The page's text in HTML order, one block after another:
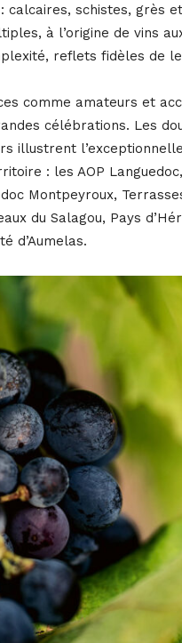
calcaires, schistes, grès
à l’origine de vins
reflets fidèles de
comme amateurs et
célébrations. Les
illustrent
: les AOP
Montpeyroux,
du Salagou, Pays
d’Aumelas.